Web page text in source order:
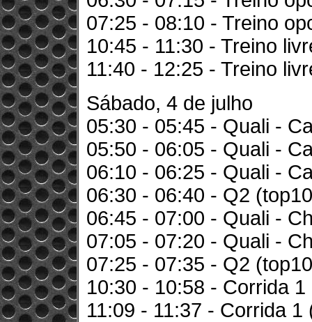
07:25 - 08:10 - Treino
10:45 - 11:30 - Treino
11:40 - 12:25 - Treino
Sábado, 4 de julho
05:30 - 05:45 - Quali -
05:50 - 06:05 - Quali -
06:10 - 06:25 - Quali -
06:30 - 06:40 - Q2
06:45 - 07:00 - Quali -
07:05 - 07:20 - Quali -
07:25 - 07:35 - Q2
10:30 - 10:58 - Corrida
11:09 - 11:37 - Corrida